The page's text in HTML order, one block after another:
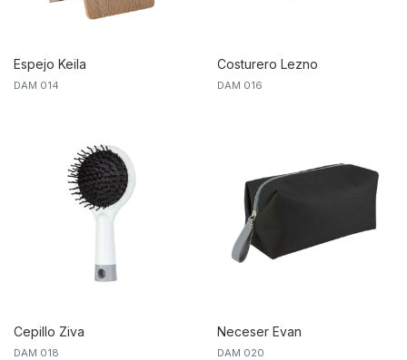
Espejo Keila
DAM 014
Costurero Lezno
DAM 016
Cepillo Ziva
DAM 018
Neceser Evan
DAM 020